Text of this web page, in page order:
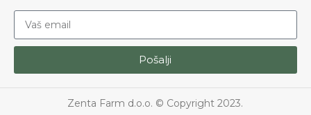
Pošalji
Zenta Farm d.o.o. © Copyright 2023.